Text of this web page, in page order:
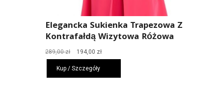
Elegancka Sukienka Trapezowa Z
Kontrafałdą Wizytowa Różowa
289,00zł
Pierwotna
cena
wynosiła:
289,00 zł.
194,00 złAktualna
cena
194,00 zł.
Kup / Szczegóły